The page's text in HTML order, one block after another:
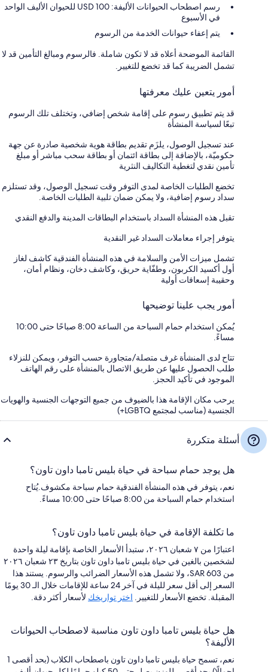
رسم اصطحاب الحيوانات الأليفة: 100 USD للحيوان الأليف الواحد
في الأسبوع
يتم إعفاء حيوانات الخدمة من الرسوم
القائمة الموضحة أعلاه قد لا تكون شاملة. فالرسوم ومبالغ التأمين قد لا
تشمل الضريبة كما قد تخضع للتغيير.
أمور يتعين عليك معرفتها
قد يتم تطبيق رسوم على إقامة شخص إضافي، وتختلف تلك الرسوم
تبعًا لسياسة المنشأة
عند تسجيل الوصول، يلزَم تقديم بطاقة هوية شخصية صادرة عن جهة
حكوميّة، بالإضافة إلى بطاقة ائتمان أو بطاقة سحب مباشر أو مبلغ
تأمين نقدي لتغطية التكاليف النثرية
تخضع الطلبات الخاصة لمدى التوفر وقت تسجيل الوصول، وقد تستلزم
سداد رسوم إضافية، ولا يمكن ضمان تلبية الطلبات الخاصة.
تقبل هذه المنشأة السداد باستخدام البطاقات المدينة والدفع النقدي
يتوفر إجراء معاملات السداد غير النقدية
تشمل ميزات الأمن والسلامة في هذه المنشأة الفندقية كاشف لغاز
أول أكسيد الكربون، وطفّاية حريق، وكاشف دخان، ونظام أمان،
وحقيبة إسعافات أولية
أمور يجب علينا توضيحها
يُمكن استخدام حمام السباحة من الساعة 8:00 صباحًا حتى 10:00
مساءً.
تتاح لدى المنشأة غرف متصلة/متجاورة حسب التوفر، ويمكن للنزلاء
طلب الحصول عليها عن طريق الاتصال بالمنشأة على رقم الهاتف
الموجود في تأكيد الحجز.
يرحب مكان الإقامة هذا بالضيوف من جميع التوجهات الجنسية والهويات
الجنسية (مناسب لمجتمع LGBTQ+)
أسئلة متكررة
هل يوجد حمام سباحة في حياة بليس تامبا داون تاون؟
نعم، يتوفر في هذه المنشأة الفندقية حمام سباحة مكشوف.يُتاح
استخدام حمام السباحة من 8:00 صباحًا حتى 10:00 مساءً.
ما تكلفة الإقامة في حياة بليس تامبا داون تاون؟
اعتبارًا من ٧ شعبان ٢٠٢٦، ستبدأ الأسعار الخاصة بإقامة ليلة واحدة
لشخصين بالغين في حياة بليس تامبا داون تاون بتاريخ ٢٣ شعبان ٢٠٢٦
من SAR 603، ولا تشمل هذه الأسعار الضرائب والرسوم. يستند هذا
السعر إلى أقل سعر لليلة في آخر 24 ساعة للإقامات خلال الـ 30 يومًا
المقبلة. تخضع الأسعار للتغيير. اختر تواريخك لأسعار أكثر دقة.
هل حياة بليس تامبا داون تاون مناسبة لاصطحاب الحيوانات
الأليفة؟
نعم، تسمح حياة بليس تامبا داون تاون باصطحاب الكلاب (بحد أقصى 1